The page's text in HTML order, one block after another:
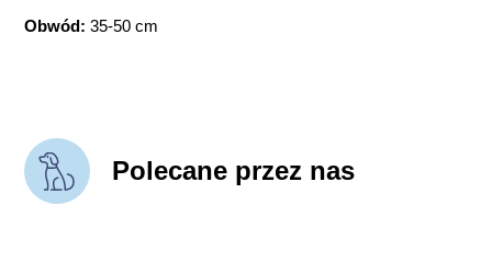
Obwód: 35-50 cm
Polecane przez nas